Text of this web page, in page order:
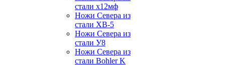
стали х12мф
Ножи Севера из
стали ХВ-5
Ножи Севера из
стали У8
Ножи Севера из
стали Bohler K